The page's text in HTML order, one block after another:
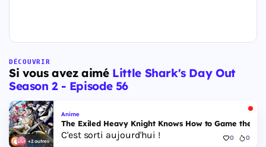
DÉCOUVRIR
Si vous avez aimé Little Shark's Day Out
Season 2 - Episode 56
+2 autres
Anime
The Exiled Heavy Knight Knows How to Game the
C'est sorti aujourd'hui ! 0 0